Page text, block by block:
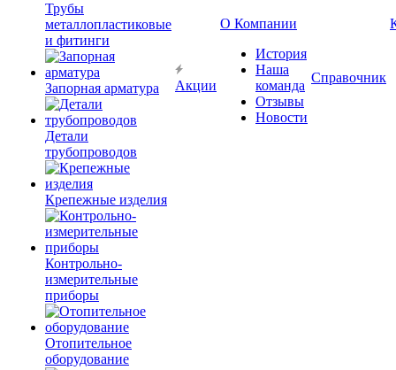
Трубы
металлопластиковые
и фитинги
Запорная арматура
Детали
трубопроводов
Крепежные изделия
Контрольно-
измерительные
приборы
Отопительное
оборудование
Акции
О Компании
История
Наша
команда
Отзывы
Новости
Справочник